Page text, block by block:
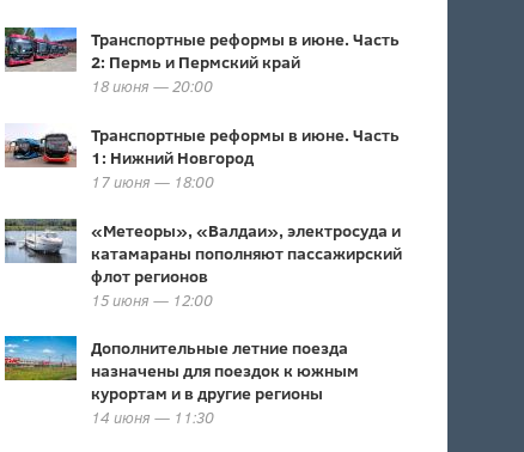
Транспортные реформы в июне. Часть
2: Пермь и Пермский край
18 июня — 20:00
Транспортные реформы в июне. Часть
1: Нижний Новгород
17 июня — 18:00
«Метеоры», «Валдаи», электросуда и
катамараны пополняют пассажирский
флот регионов
15 июня — 12:00
Дополнительные летние поезда
назначены для поездок к южным
курортам и в другие регионы
14 июня — 11:30